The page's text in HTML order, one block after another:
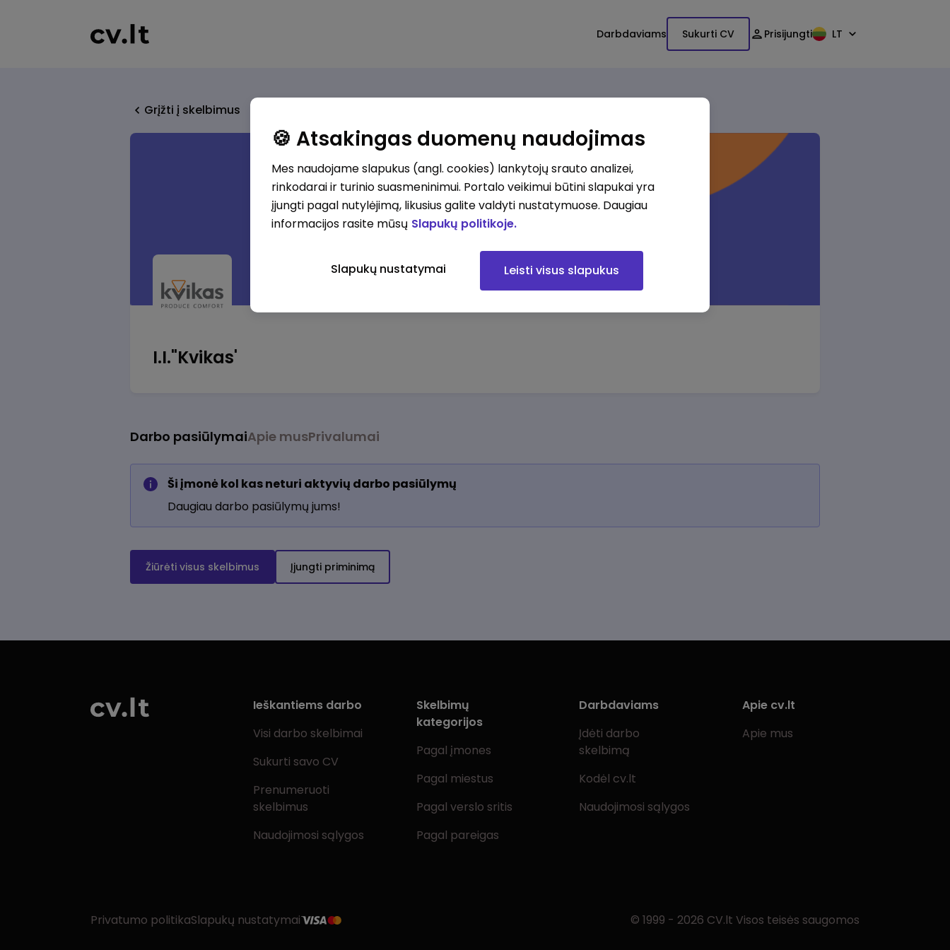
Darbdaviams Sukurti CV Prisijungti LT
Grįžti į skelbimus
I.I."Kvikas'
Darbo pasiūlymaiApie musPrivalumai
Ši įmonė kol kas neturi aktyvių darbo pasiūlymų
Daugiau darbo pasiūlymų jums!
Žiūrėti visus skelbimus Įjungti priminimą
Ieškantiems darbo
Visi darbo skelbimai
Sukurti savo CV
Prenumeruoti
skelbimus
Naudojimosi sąlygos
Skelbimų
kategorijos
Pagal įmones
Pagal miestus
Pagal verslo sritis
Pagal pareigas
Darbdaviams
Įdėti darbo
skelbimą
Kodėl cv.lt
Naudojimosi sąlygos
Apie cv.lt
Apie mus
Privatumo politikaSlapukų nustatymai © 1999 - 2026 CV.lt Visos teisės saugomos
🍪 Atsakingas duomenų naudojimas
Mes naudojame slapukus (angl. cookies) lankytojų srauto analizei,
rinkodarai ir turinio suasmeninimui. Portalo veikimui būtini slapukai yra
įjungti pagal nutylėjimą, likusius galite valdyti nustatymuose. Daugiau
informacijos rasite mūsų Slapukų politikoje.
Slapukų nustatymai Leisti visus slapukus